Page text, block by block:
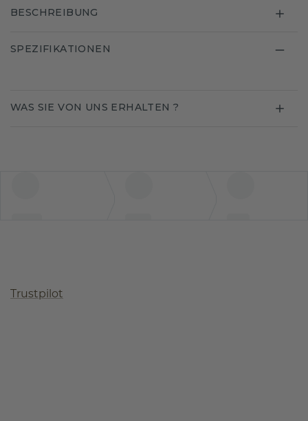
BESCHREIBUNG
SPEZIFIKATIONEN
WAS SIE VON UNS ERHALTEN ?
Trustpilot